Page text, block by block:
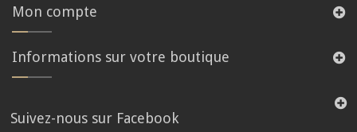
Mon compte
Informations sur votre boutique
Suivez-nous sur Facebook